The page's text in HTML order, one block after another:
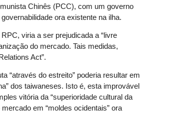
Chinês (PCC), com um governo
ora existente na ilha.
viria a ser prejudicada a “livre
do mercado. Tais medidas,
Act”.
“através do estreito” poderia resultar em
dos taiwaneses. Isto é, esta improvável
vitória da “superioridade cultural da
em “moldes ocidentais” ora